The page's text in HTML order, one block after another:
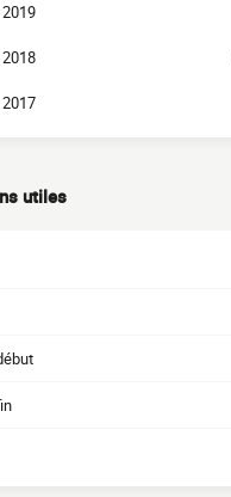
2019
2018
2017
utiles